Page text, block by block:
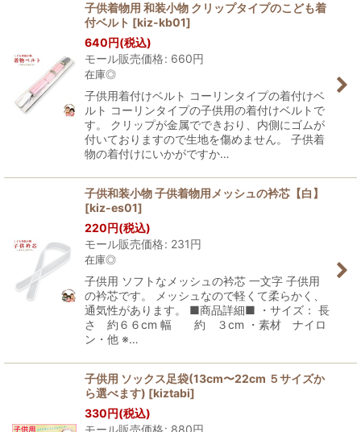
子供着物用 和装小物 クリップタイプのこども着
付ベルト [kiz-kb01]
640 円(税込)
モール販売価格: 660円
在庫◎
子供用着付けベルト コーリンタイプの着付けベ
ルト コーリンタイプの子供用の着付けベルトで
す。 クリップが金属でできおり、内側にゴムが
付いておりますので生地を傷めません。 子供着
物の着付けにいかがですか…
子供和装小物 子供着物用メッシュの衿芯【白】
[kiz-es01]
220 円(税込)
モール販売価格: 231 円
在庫◎
子供用 ソフトなメッシュの衿芯 一文字 子供用
の衿芯です。 メッシュなので軽くて柔らかく、
通気性があります。 ■商品詳細■ ・サイズ： 長
さ 約６６cm 幅 約 ３cm ・素材 ナイロ
ン・他 ※…
子供用 ソックス足袋(13cm〜22cm ５サイズか
ら選べます) [kiztabi]
330 円(税込)